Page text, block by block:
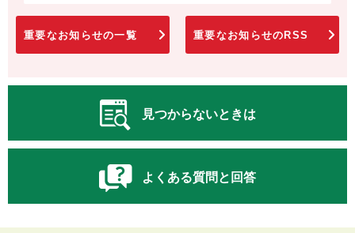
重要なお知らせの一覧 重要なお知らせのRSS
見つからないときは
よくある質問と回答